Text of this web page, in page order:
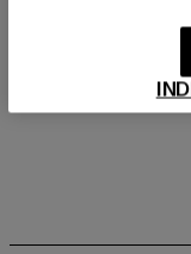
LIEFERUNG &